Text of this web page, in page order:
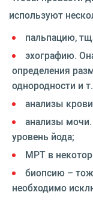
используют
пальпацию,
эхографию.
определения
однородности и
анализы
анализы мочи.
уровень йода;
МРТ в
биопсию –
необходимо